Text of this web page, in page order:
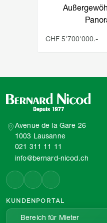
CHF 5'700'000.-
Avenue de la Gare 26
1003 Lausanne
021 311 11 11
info@bernard-nicod.ch
KUNDENPORTAL
Bereich für Mieter